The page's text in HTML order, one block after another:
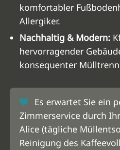
komfortabler
Allergiker.
Nachhaltig & Modern:
hervorragender
konsequenter
Es erwartet Sie ein
Zimmerservice durch
Alice (tägliche
Reinigung des